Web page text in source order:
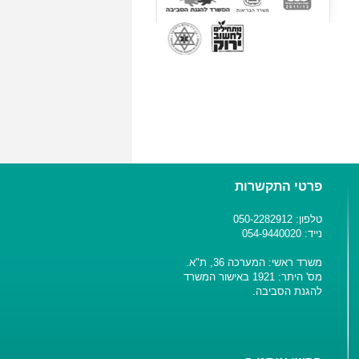
פרטי התקשרות
טלפון: 050-2282912
נייד: 054-9440020
משרד ראשי: המערכה 36, ת"א.
מס' היתר: 1921 באישור המשרד
להגנת הסביבה.